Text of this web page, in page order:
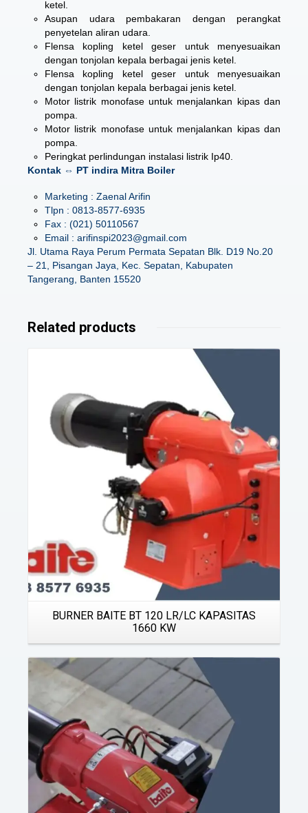
ketel.
Asupan udara pembakaran dengan perangkat
penyetelan aliran udara.
Flensa kopling ketel geser untuk menyesuaikan
dengan tonjolan kepala berbagai jenis ketel.
Flensa kopling ketel geser untuk menyesuaikan
dengan tonjolan kepala berbagai jenis ketel.
Motor listrik monofase untuk menjalankan kipas dan
pompa.
Motor listrik monofase untuk menjalankan kipas dan
pompa.
Peringkat perlindungan instalasi listrik Ip40.
Kontak ⇔ PT indira Mitra Boiler
Marketing : Zaenal Arifin
Tlpn : 0813-8577-6935
Fax : (021) 50110567
Email : arifinspi2023@gmail.com
Jl. Utama Raya Perum Permata Sepatan Blk. D19 No.20
– 21, Pisangan Jaya, Kec. Sepatan, Kabupaten
Tangerang, Banten 15520
Related products
Details
BURNER BAITE BT 120 LR/LC KAPASITAS
1660 KW
Details